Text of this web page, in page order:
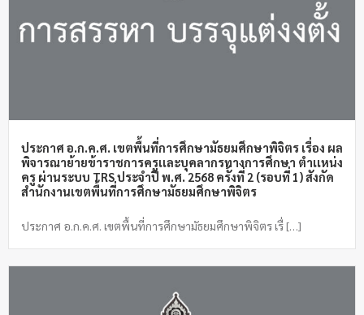
ประกาศ อ.ก.ค.ศ. เขตพื้นที่การศึกษามัธยมศึกษาพิจิตร เรื่อง ผล
พิจารณาย้ายข้าราชการครูเเละบุคลากรทางการศึกษา ตำเเหน่ง
ครู ผ่านระบบ TRS ประจำปี พ.ศ. 2568 ครั้งที่ 2 (รอบที่ 1) สังกัด
สำนักงานเขตพื้นที่การศึกษามัธยมศึกษาพิจิตร
ประกาศ อ.ก.ค.ศ. เขตพื้นที่การศึกษามัธยมศึกษาพิจิตร เรื่ […]